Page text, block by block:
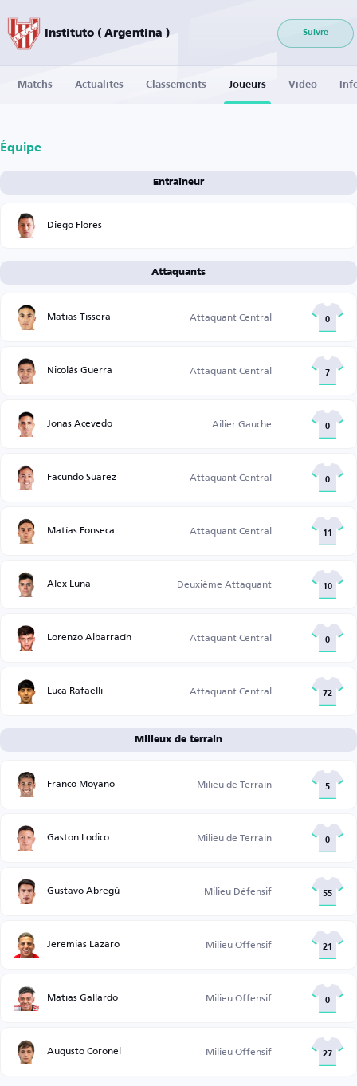
Instituto ( Argentina ) Suivre
Matchs Actualités Classements Joueurs Vidéo
Équipe
Entraîneur
Diego Flores
Attaquants
Matias Tissera Attaquant Central 0
Nicolás Guerra Attaquant Central 7
Jonas Acevedo Ailier Gauche 0
Facundo Suarez Attaquant Central 0
Matías Fonseca Attaquant Central 11
Alex Luna Deuxième Attaquant 10
Lorenzo Albarracín Attaquant Central 0
Luca Rafaelli Attaquant Central 72
Milieux de terrain
Franco Moyano Milieu de Terrain 5
Gaston Lodico Milieu de Terrain 0
Gustavo Abregú Milieu Défensif 55
Jeremias Lazaro Milieu Offensif 21
Matias Gallardo Milieu Offensif 0
Augusto Coronel Milieu Offensif 27